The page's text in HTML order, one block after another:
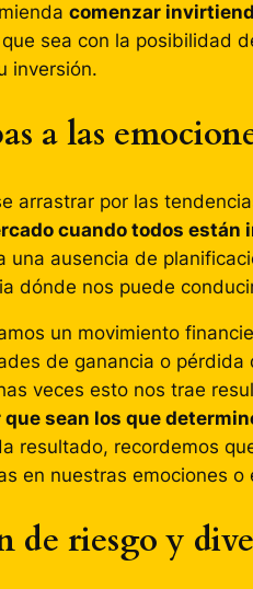
comenzar
sea con la posibilidad
inversión.
a las
arrastrar por las
cuando todos
una ausencia de
dónde nos puede
un movimiento
de ganancia o
veces esto nos trae
sean los que
resultado, recordemos
en nuestras emociones
de riesgo y